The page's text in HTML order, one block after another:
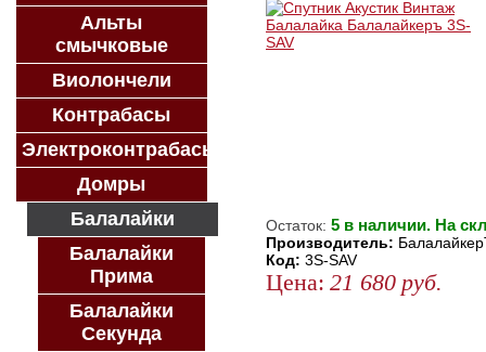
Остаток: 5 в наличии. На
Производитель:
Код: 3S-SAV
Цена: 21 680 руб.
Альты
смычковые
Виолончели
Контрабасы
Электроконтрабасы
Домры
Балалайки
Балалайки
Прима
Балалайки
Секунда